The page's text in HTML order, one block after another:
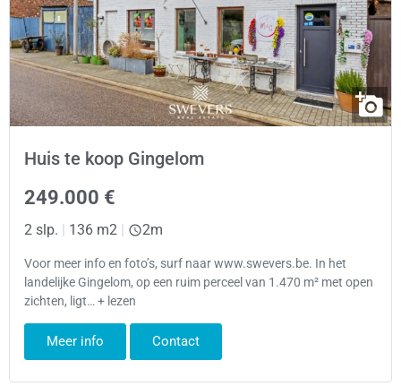
Huis te koop Gingelom
249.000 €
2 slp. 136 m2 2m
Voor meer info en foto’s, surf naar www.swevers.be. In het
landelijke Gingelom, op een ruim perceel van 1.470 m² met open
zichten, ligt… + lezen
Meer info Contact